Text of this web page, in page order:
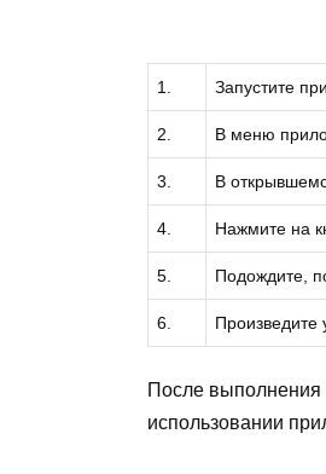
1. Запустите
2. В меню
3. В
4. Нажмите на
5. Подождите,
6. Произведите
После выполнения
использовании